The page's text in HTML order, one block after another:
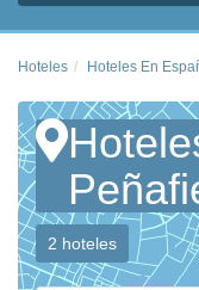
Hoteles Hoteles En
2 hoteles